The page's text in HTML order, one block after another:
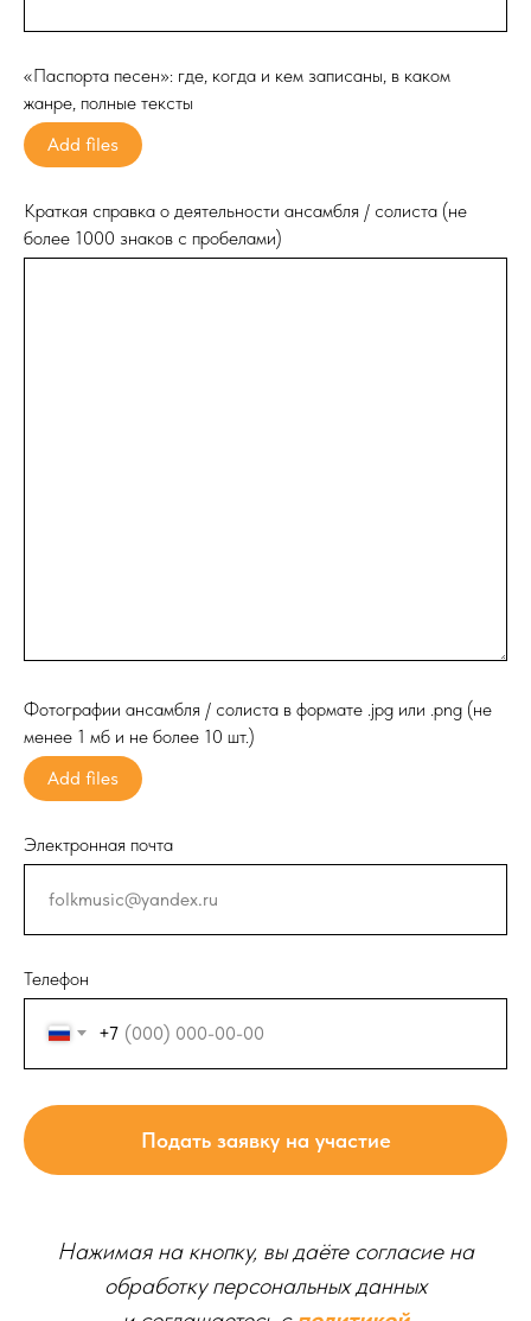
«Паспорта песен»: где, когда и кем записаны, в каком
жанре, полные тексты
Add files
Краткая справка о деятельности ансамбля / солиста (не
более 1000 знаков с пробелами)
Фотографии ансамбля / солиста в формате .jpg или .png (не
менее 1 мб и не более 10 шт.)
Add files
Электронная почта
Телефон
+7
Подать заявку на участие
Нажимая на кнопку, вы даёте согласие на
обработку персональных данных